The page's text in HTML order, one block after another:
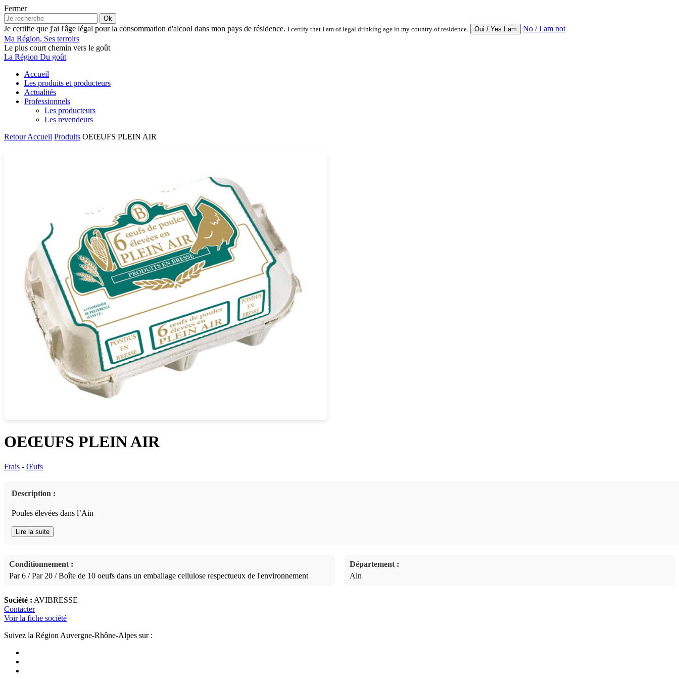
Fermer
Ok
Je certifie que j'ai l'âge légal pour la consommation d'alcool dans mon pays de résidence. I certify that I am of legal drinking age in my country of residence.
No / I am not
Ma Région, Ses terroirs
Le plus court chemin vers le goût
La Région Du goût
Accueil
Les produits et producteurs
Actualités
Professionnels
Les producteurs
Les revendeurs
RetourAccueil Produits OEŒUFS PLEIN AIR
OEŒUFS PLEIN AIR
Frais - Œufs
Description :
Poules élevées dans l’Ain
Lire la suite
Conditionnement :
Par 6 / Par 20 / Boîte de 10 oeufs dans un emballage cellulose respectueux de l'environnement
Département :
Ain
Société : AVIBRESSE
Contacter
Voir la fiche société
Suivez la Région Auvergne-Rhône-Alpes sur :